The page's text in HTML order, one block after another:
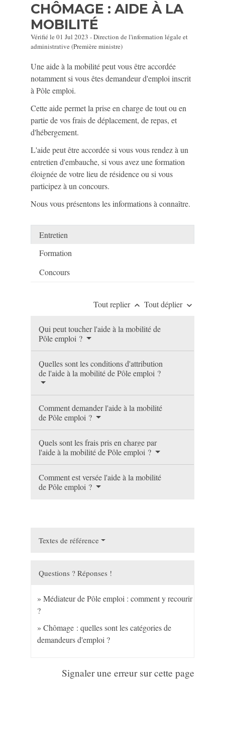
CHÔMAGE : AIDE À LA
MOBILITÉ
Vérifié le 01 Jul 2023 - Direction de l'information légale et
administrative (Première ministre)
Une aide à la mobilité peut vous être accordée
notamment si vous êtes demandeur d'emploi inscrit
à Pôle emploi.
Cette aide permet la prise en charge de tout ou en
partie de vos frais de déplacement, de repas, et
d'hébergement.
L'aide peut être accordée si vous vous rendez à un
entretien d'embauche, si vous avez une formation
éloignée de votre lieu de résidence ou si vous
participez à un concours.
Nous vous présentons les informations à connaître.
Entretien
Formation
Concours
Tout replier keyboard_arrow_up Tout déplier keyboard_arrow_down
Qui peut toucher l'aide à la mobilité de
Pôle emploi ?
Quelles sont les conditions d'attribution
de l'aide à la mobilité de Pôle emploi ?
Comment demander l'aide à la mobilité
de Pôle emploi ?
Quels sont les frais pris en charge par
l'aide à la mobilité de Pôle emploi ?
Comment est versée l'aide à la mobilité
de Pôle emploi ?
Textes de référence
Questions ? Réponses !
Médiateur de Pôle emploi : comment y recourir
?
Chômage : quelles sont les catégories de
demandeurs d'emploi ?
Signaler une erreur sur cette page